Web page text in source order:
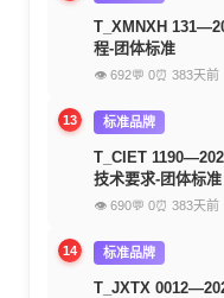
T_XMNXH
程-团体标准
👁 692💬 0⏰ 383天前
13 标准品牌
T_CIET
技术要求-团体标准
👁 690💬 0⏰ 383天前
14 标准品牌
T_JXTX